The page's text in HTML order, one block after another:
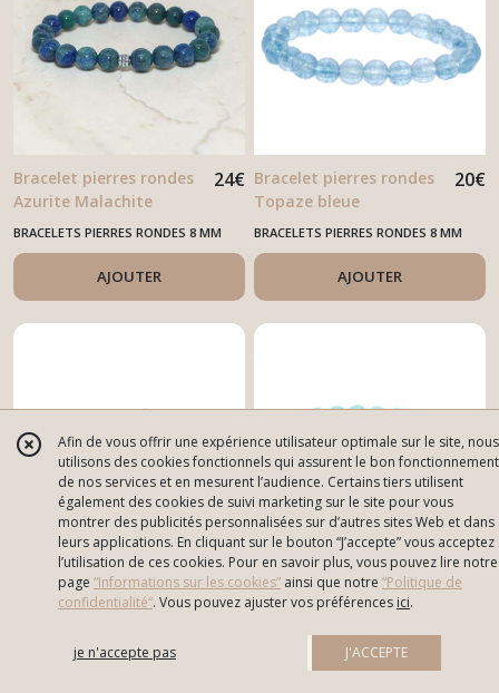
Bracelet pierres rondes
Azurite Malachite
24€
BRACELETS PIERRES RONDES 8 MM
AJOUTER
Bracelet pierres rondes
Topaze bleue
20€
BRACELETS PIERRES RONDES 8 MM
AJOUTER
Bracelet pierres rondes
Jade Vert ( Afrique)
12€ Bracelet pierres rondes
Jade vert ( Myanmar)
10
BRACELETS PIERRES RONDES 8 MM
AJOUTER
Afin de vous offrir une expérience utilisateur optimale sur le site, nous
utilisons des cookies fonctionnels qui assurent le bon fonctionnement
de nos services et en mesurent l’audience. Certains tiers utilisent
également des cookies de suivi marketing sur le site pour vous
montrer des publicités personnalisées sur d’autres sites Web et dans
leurs applications. En cliquant sur le bouton “J’accepte” vous acceptez
l’utilisation de ces cookies. Pour en savoir plus, vous pouvez lire notre
page “Informations sur les cookies” ainsi que notre “Politique de
confidentialité“. Vous pouvez ajuster vos préférences ici.
je n'accepte pas J'ACCEPTE